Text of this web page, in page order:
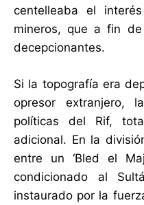
centelleaba el
mineros, que a fin
decepcionantes.
Si la topografía era
opresor extranjero,
políticas del Rif,
adicional. En la
entre un ‘Bled el
condicionado al
instaurado por la